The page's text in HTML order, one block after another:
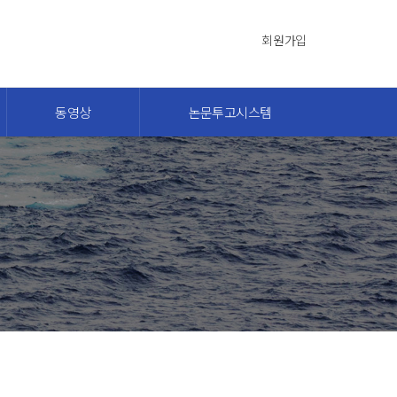
회원가입
동영상 논문투고시스템